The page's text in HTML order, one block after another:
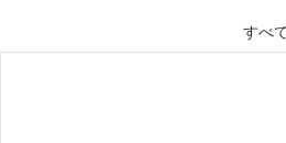
すべ